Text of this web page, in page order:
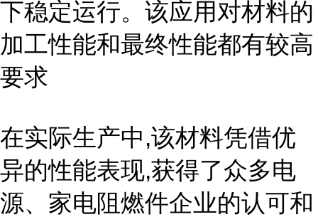
下稳定运行。该应用对材料的
加工性能和最终性能都有较高
要求
在实际生产中,该材料凭借优
异的性能表现,获得了众多电
源、家电阻燃件企业的认可和